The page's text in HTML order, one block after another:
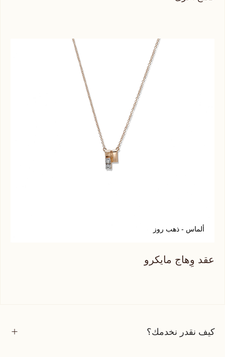
ألماس - ذهب روز
عقد وِهاج مايكرو
كيف نقدر نخدمك؟